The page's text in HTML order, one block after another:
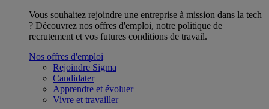
Vous souhaitez rejoindre une entreprise à mission dans la tech
? Découvrez nos offres d'emploi, notre politique de
recrutement et vos futures conditions de travail.
Nos offres d'emploi
Rejoindre Sigma
Candidater
Apprendre et évoluer
Vivre et travailler